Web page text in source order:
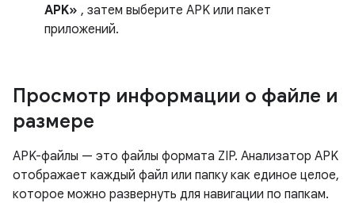
APK» , затем выберите APK или пакет
приложений.
Просмотр информации о файле и
размере
APK-файлы — это файлы формата ZIP. Анализатор APK
отображает каждый файл или папку как единое целое,
которое можно развернуть для навигации по папкам.